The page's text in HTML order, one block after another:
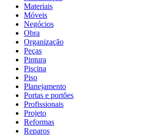
Materiais
Móveis
Negócios
Obra
Organização
Peças
Pintura
Piscina
Piso
Planejamento
Portas e portões
Profissionais
Projeto
Reformas
Reparos